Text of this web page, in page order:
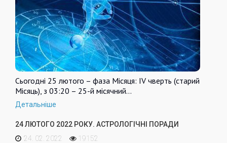
Сьогодні 25 лютого – фаза Місяця: IV чверть (старий
Місяць), з 03:20 – 25-й місячний…
Детальніше
24 ЛЮТОГО 2022 РОКУ. АСТРОЛОГІЧНІ ПОРАДИ
24. 02. 2022
19152